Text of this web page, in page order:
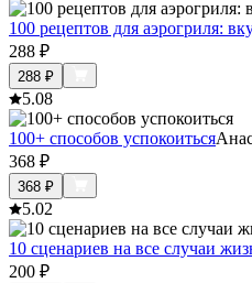
100 рецептов для аэрогриля:
288 ₽
288 ₽
5.08
100+ способов успокоиться
368 ₽
368 ₽
5.02
10 сценариев на все случаи
200 ₽